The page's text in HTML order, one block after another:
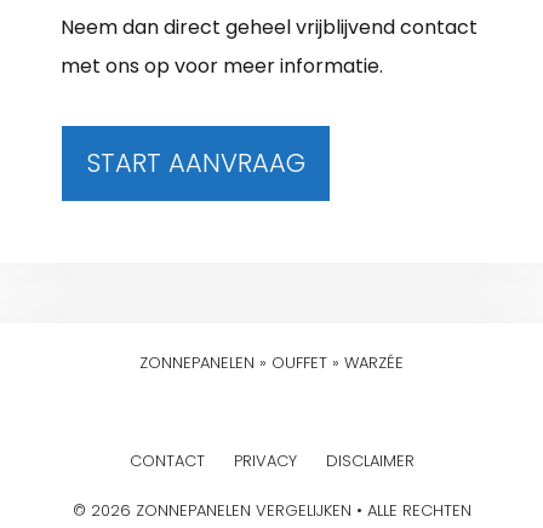
Neem dan direct geheel vrijblijvend contact
met ons op voor meer informatie.
START AANVRAAG
ZONNEPANELEN » OUFFET » WARZÉE
CONTACT PRIVACY DISCLAIMER
© 2026 ZONNEPANELEN VERGELIJKEN • ALLE RECHTEN